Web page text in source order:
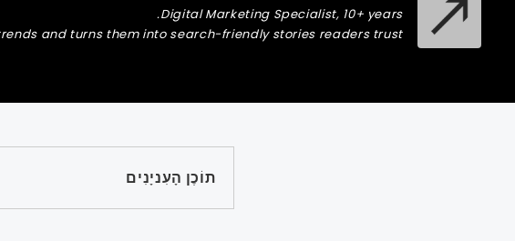
Digital Marketing Specialist, 10+ years.
and turns them into search-friendly stories readers trust.
תוֹכֶן הָעִניָנִים